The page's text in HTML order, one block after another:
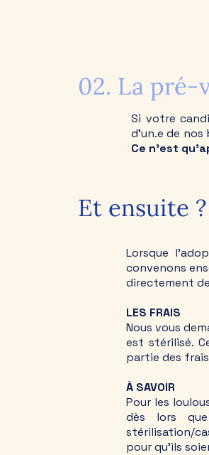
02. La pré-
Si votre
d'un.e de nos
Ce n'est
Et ensuite ?
Lorsque
convenons
directement de
LES FRAIS
Nous vous
est stérilisé.
partie des
À SAVOIR
Pour les
dès lors
stérilisation/
pour qu'ils